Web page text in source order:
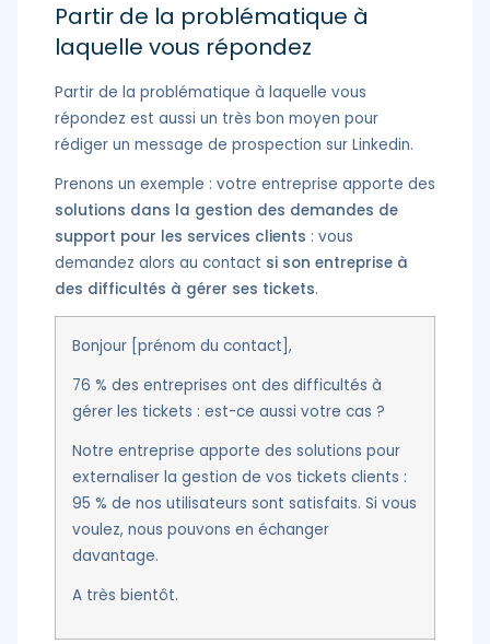
Partir de la problématique à
laquelle vous répondez
Partir de la problématique à laquelle vous
répondez est aussi un très bon moyen pour
rédiger un message de prospection sur Linkedin.
Prenons un exemple : votre entreprise apporte des
solutions dans la gestion des demandes de
support pour les services clients : vous
demandez alors au contact si son entreprise à
des difficultés à gérer ses tickets.
Bonjour [prénom du contact],
76 % des entreprises ont des difficultés à
gérer les tickets : est-ce aussi votre cas ?
Notre entreprise apporte des solutions pour
externaliser la gestion de vos tickets clients :
95 % de nos utilisateurs sont satisfaits. Si vous
voulez, nous pouvons en échanger
davantage.
A très bientôt.